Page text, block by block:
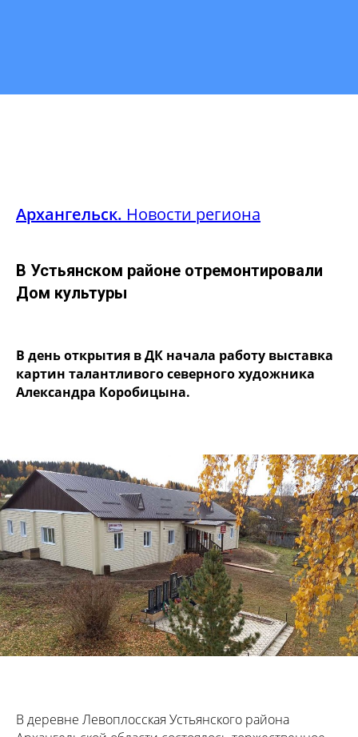
Архангельск. Новости региона
В Устьянском районе отремонтировали
Дом культуры
В день открытия в ДК начала работу выставка
картин талантливого северного художника
Александра Коробицына.
В деревне Левоплосская Устьянского района